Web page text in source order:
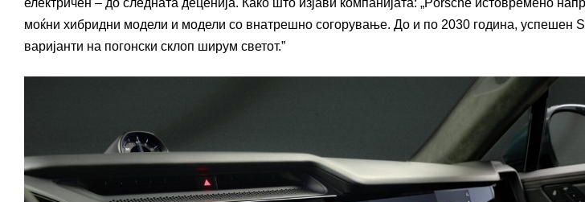
моќни хибридни модели и модели со внатрешно согорување. До и по 2030 година, успешен
варијанти на погонски склоп ширум светот.”